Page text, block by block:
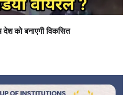
को बनाएगी विकसित